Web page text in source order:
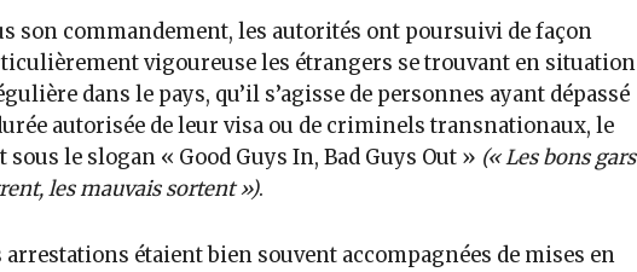
son commandement, les autorités ont poursuivi de façon
vigoureuse les étrangers se trouvant en situation
dans le pays, qu’il s’agisse de personnes ayant dépassé
autorisée de leur visa ou de criminels transnationaux, le
sous le slogan « Good Guys In, Bad Guys Out » (« Les bons gars
les mauvais sortent »).
arrestations étaient bien souvent accompagnées de mises en